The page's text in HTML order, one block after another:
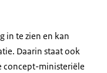
in te zien en kan
Daarin staat ook
concept-ministeriële